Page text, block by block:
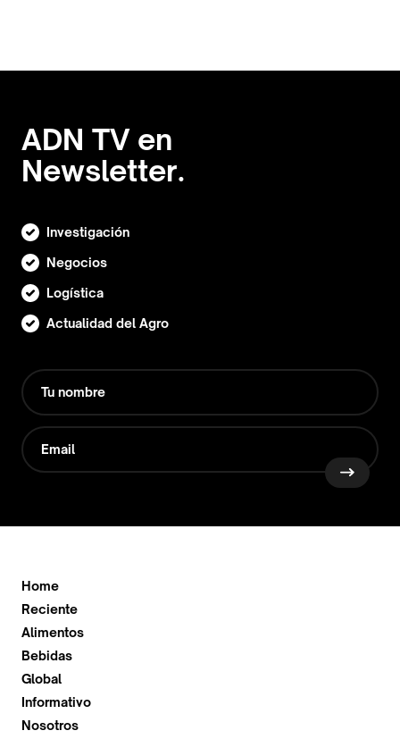
ADN TV en
Newsletter.
Investigación
Negocios
Logística
Actualidad del Agro
Home
Reciente
Alimentos
Bebidas
Global
Informativo
Nosotros